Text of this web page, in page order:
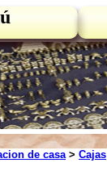
de casa> Cajas